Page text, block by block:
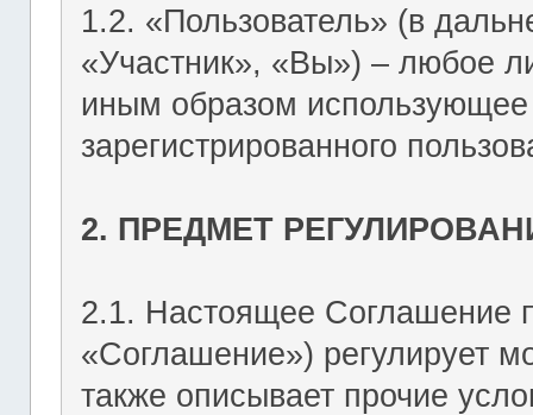
1.2. «Пользователь» (в
«Участник», «Вы») – любое
иным образом использующее
зарегистрированного
2. ПРЕДМЕТ
2.1. Настоящее Соглашение
«Соглашение») регулирует
также описывает прочие